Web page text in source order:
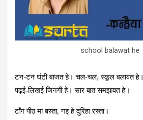
school balawat he
टन-टन घंटी बाजत हे। चल-चल, स्कूल बलावत हे।
पढ़ई-लिखई जिनगी हे। सार बात समझावत हे।
टाँग पीठ मा बस्ता, नइ हे दुरिहा रस्ता।